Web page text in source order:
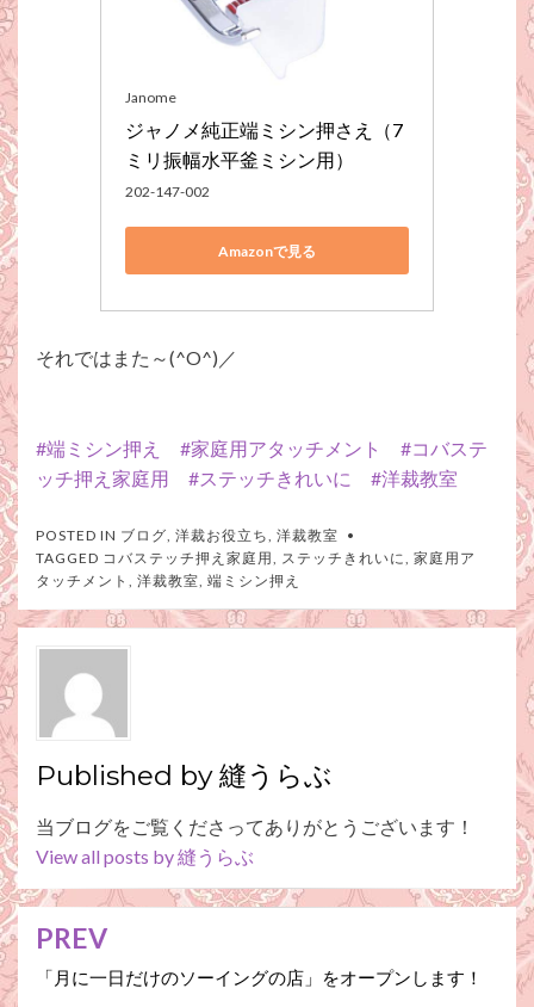
Janome
ジャノメ純正端ミシン押さえ（7
ミリ振幅水平釜ミシン用）
202-147-002
Amazonで見る
それではまた～(^O^)／
#端ミシン押え #家庭用アタッチメント
#コバステ
ッチ押え家庭用
#ステッチきれいに #洋裁教室
POSTED IN ブログ, 洋裁お役立ち, 洋裁教室
TAGGED コバステッチ押え家庭用, ステッチきれいに, 家庭用ア
タッチメント , 洋裁教室, 端ミシン押え
Published by縫うらぶ
当ブログをご覧くださってありがとうございます！
View all posts by 縫うらぶ
投
稿
PREV
「月に一日だけのソーイングの店」をオープンします！